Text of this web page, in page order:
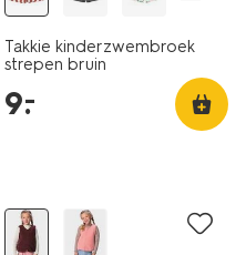
Takkie kinderzwembroek
strepen bruin
9.
–